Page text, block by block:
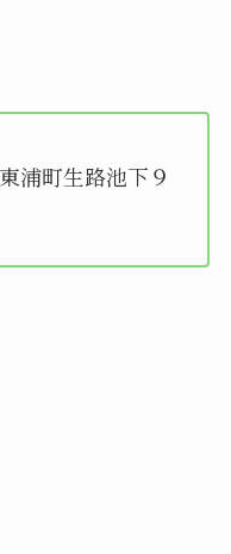
浦町生路池下９